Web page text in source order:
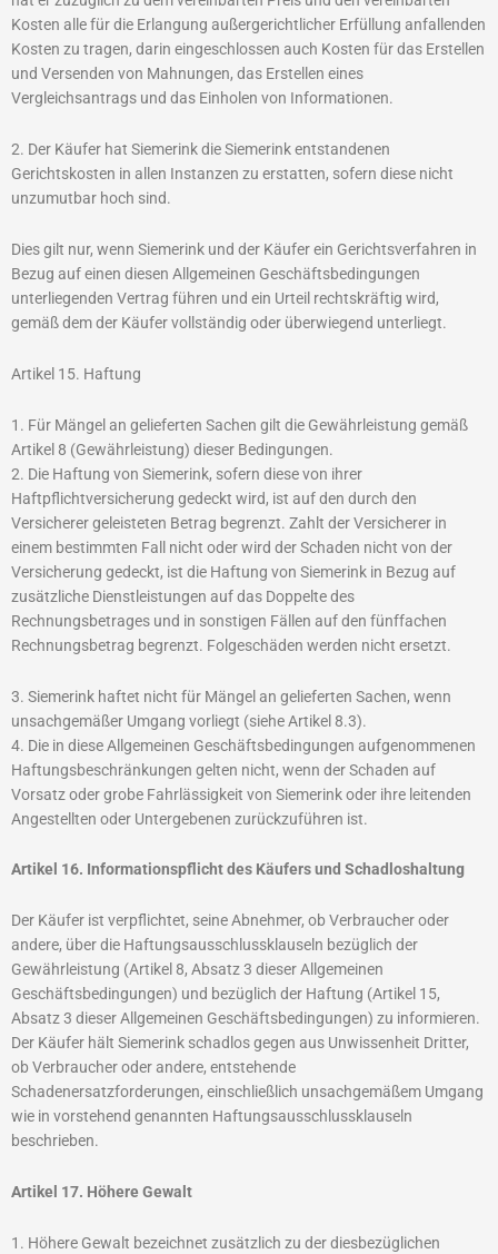
Kosten alle für die Erlangung außergerichtlicher Erfüllung anfallenden
Kosten zu tragen, darin eingeschlossen auch Kosten für das Erstellen
und Versenden von Mahnungen, das Erstellen eines
Vergleichsantrags und das Einholen von Informationen.
2. Der Käufer hat Siemerink die Siemerink entstandenen
Gerichtskosten in allen Instanzen zu erstatten, sofern diese nicht
unzumutbar hoch sind.
Dies gilt nur, wenn Siemerink und der Käufer ein Gerichtsverfahren in
Bezug auf einen diesen Allgemeinen Geschäftsbedingungen
unterliegenden Vertrag führen und ein Urteil rechtskräftig wird,
gemäß dem der Käufer vollständig oder überwiegend unterliegt.
Artikel 15. Haftung
1. Für Mängel an gelieferten Sachen gilt die Gewährleistung gemäß
Artikel 8 (Gewährleistung) dieser Bedingungen.
2. Die Haftung von Siemerink, sofern diese von ihrer
Haftpflichtversicherung gedeckt wird, ist auf den durch den
Versicherer geleisteten Betrag begrenzt. Zahlt der Versicherer in
einem bestimmten Fall nicht oder wird der Schaden nicht von der
Versicherung gedeckt, ist die Haftung von Siemerink in Bezug auf
zusätzliche Dienstleistungen auf das Doppelte des
Rechnungsbetrages und in sonstigen Fällen auf den fünffachen
Rechnungsbetrag begrenzt. Folgeschäden werden nicht ersetzt.
3. Siemerink haftet nicht für Mängel an gelieferten Sachen, wenn
unsachgemäßer Umgang vorliegt (siehe Artikel 8.3).
4. Die in diese Allgemeinen Geschäftsbedingungen aufgenommenen
Haftungsbeschränkungen gelten nicht, wenn der Schaden auf
Vorsatz oder grobe Fahrlässigkeit von Siemerink oder ihre leitenden
Angestellten oder Untergebenen zurückzuführen ist.
Artikel 16. Informationspflicht des Käufers und Schadloshaltung
Der Käufer ist verpflichtet, seine Abnehmer, ob Verbraucher oder
andere, über die Haftungsausschlussklauseln bezüglich der
Gewährleistung (Artikel 8, Absatz 3 dieser Allgemeinen
Geschäftsbedingungen) und bezüglich der Haftung (Artikel 15,
Absatz 3 dieser Allgemeinen Geschäftsbedingungen) zu informieren.
Der Käufer hält Siemerink schadlos gegen aus Unwissenheit Dritter,
ob Verbraucher oder andere, entstehende
Schadenersatzforderungen, einschließlich unsachgemäßem Umgang
wie in vorstehend genannten Haftungsausschlussklauseln
beschrieben.
Artikel 17. Höhere Gewalt
1. Höhere Gewalt bezeichnet zusätzlich zu der diesbezüglichen